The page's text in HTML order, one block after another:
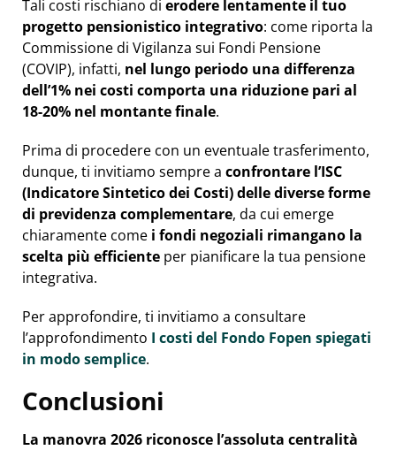
Tali costi rischiano di erodere lentamente il tuo
progetto pensionistico integrativo: come riporta la
Commissione di Vigilanza sui Fondi Pensione
(COVIP), infatti, nel lungo periodo una differenza
dell’1% nei costi comporta una riduzione pari al
18-20% nel montante finale.
Prima di procedere con un eventuale trasferimento,
dunque, ti invitiamo sempre a confrontare l’ISC
(Indicatore Sintetico dei Costi)delle diverse forme
di previdenza complementare, da cui emerge
chiaramente come i fondi negoziali rimangano la
scelta più efficiente per pianificare la tua pensione
integrativa.
Per approfondire, ti invitiamo a consultare
l’approfondimento I costi del Fondo Fopen spiegati
in modo semplice.
Conclusioni
La manovra 2026 riconosce l’assoluta centralità